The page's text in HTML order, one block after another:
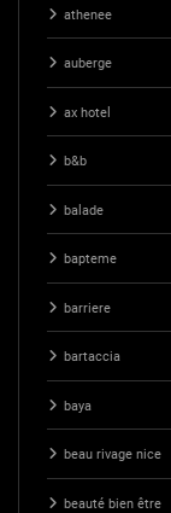
athenee
auberge
ax hotel
b&b
balade
bapteme
barriere
bartaccia
baya
beau rivage nice
beauté bien être